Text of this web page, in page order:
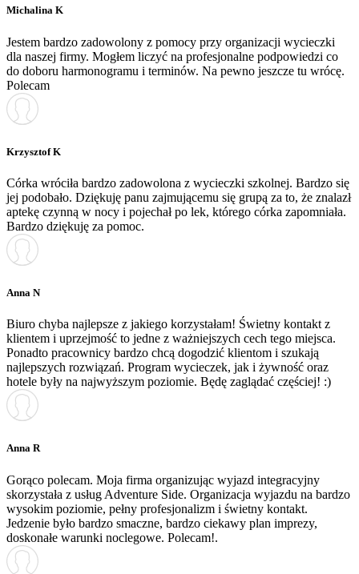
Michalina K
Jestem bardzo zadowolony z pomocy przy organizacji wycieczki
dla naszej firmy. Mogłem liczyć na profesjonalne podpowiedzi co
do doboru harmonogramu i terminów. Na pewno jeszcze tu wrócę.
Polecam
Krzysztof K
Córka wróciła bardzo zadowolona z wycieczki szkolnej. Bardzo się
jej podobało. Dziękuję panu zajmującemu się grupą za to, że znalazł
aptekę czynną w nocy i pojechał po lek, którego córka zapomniała.
Bardzo dziękuję za pomoc.
Anna N
Biuro chyba najlepsze z jakiego korzystałam! Świetny kontakt z
klientem i uprzejmość to jedne z ważniejszych cech tego miejsca.
Ponadto pracownicy bardzo chcą dogodzić klientom i szukają
najlepszych rozwiązań. Program wycieczek, jak i żywność oraz
hotele były na najwyższym poziomie. Będę zaglądać częściej! :)
Anna R
Gorąco polecam. Moja firma organizując wyjazd integracyjny
skorzystała z usług Adventure Side. Organizacja wyjazdu na bardzo
wysokim poziomie, pełny profesjonalizm i świetny kontakt.
Jedzenie było bardzo smaczne, bardzo ciekawy plan imprezy,
doskonałe warunki noclegowe. Polecam!.